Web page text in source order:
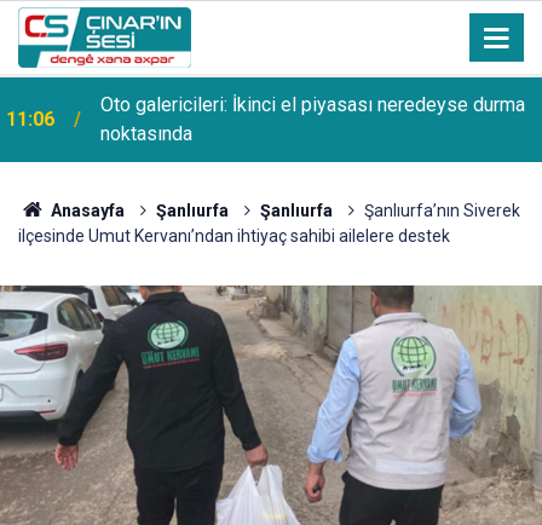
11:06
Oto galericileri: İkinci el piyasası neredeyse durma
noktasında
Anasayfa Şanlıurfa Şanlıurfa
Şanlıurfa’nın Siverek
ilçesinde Umut Kervanı’ndan ihtiyaç sahibi ailelere destek